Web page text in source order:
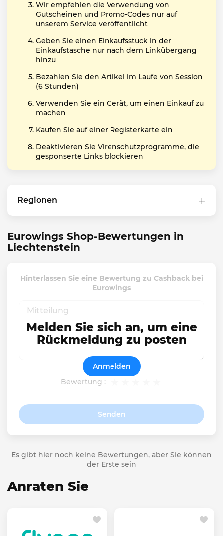
Wir empfehlen die Verwendung von
Gutscheinen und Promo-Codes nur auf
unserem Service veröffentlicht
Geben Sie einen Einkaufsstuck in der
Einkaufstasche nur nach dem Linkübergang
hinzu
Bezahlen Sie den Artikel im Laufe von Session
(6 Stunden)
Verwenden Sie ein Gerät, um einen Einkauf zu
machen
Kaufen Sie auf einer Registerkarte ein
Deaktivieren Sie Virenschutzprogramme, die
gesponserte Links blockieren
Regionen
Eurowings Shop-Bewertungen in
Liechtenstein
Hinterlassen Sie eine Bewertung zu Cashback bei
Eurowings
Bewertung :
Senden
Melden Sie sich an, um eine
Rückmeldung zu posten
Anmelden
Es gibt hier noch keine Bewertungen, aber Sie können
der Erste sein
Anraten Sie